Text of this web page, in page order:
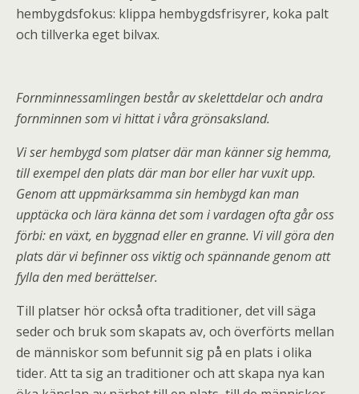
hembygdsfokus: klippa hembygdsfrisyrer, koka palt
och tillverka eget bilvax.
Fornminnessamlingen består av skelettdelar och andra
fornminnen som vi hittat i våra grönsaksland.
Vi ser hembygd som platser där man känner sig hemma,
till exempel den plats där man bor eller har vuxit upp.
Genom att uppmärksamma sin hembygd kan man
upptäcka och lära känna det som i vardagen ofta går oss
förbi: en växt, en byggnad eller en granne. Vi vill göra den
plats där vi befinner oss viktig och spännande genom att
fylla den med berättelser.
Till platser hör också ofta traditioner, det vill säga
seder och bruk som skapats av, och överförts mellan
de människor som befunnit sig på en plats i olika
tider. Att ta sig an traditioner och att skapa nya kan